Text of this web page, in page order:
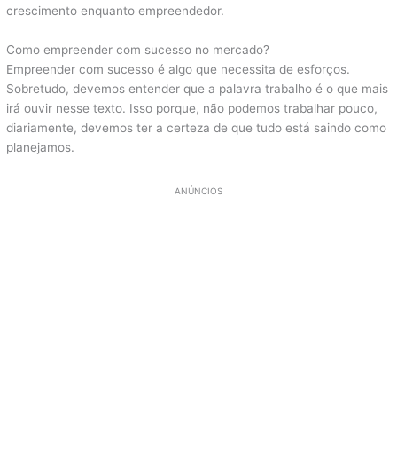
crescimento enquanto empreendedor.
Como empreender com sucesso no mercado?
Empreender com sucesso é algo que necessita de esforços.
Sobretudo, devemos entender que a palavra trabalho é o que mais
irá ouvir nesse texto. Isso porque, não podemos trabalhar pouco,
diariamente, devemos ter a certeza de que tudo está saindo como
planejamos.
ANÚNCIOS